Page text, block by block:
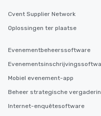
Cvent Supplier Network
Oplossingen ter plaatse
Evenementbeheerssoftware
Mobiel evenement-app
Beheer strategische
Internet-enquêtesoftware